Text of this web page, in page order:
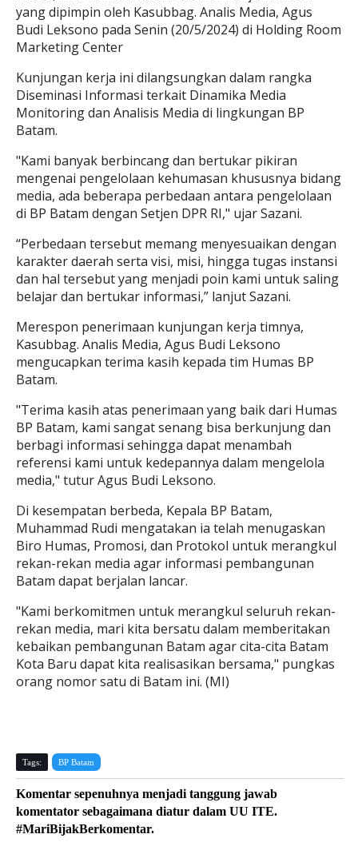
yang dipimpin oleh Kasubbag. Analis Media, Agus
Budi Leksono pada Senin (20/5/2024) di Holding Room
Marketing Center
Kunjungan kerja ini dilangsungkan dalam rangka
Diseminasi Informasi terkait Dinamika Media
Monitoring dan Analisis Media di lingkungan BP
Batam.
"Kami banyak berbincang dan bertukar pikiran
mengenai pengelolaan kehumasan khususnya bidang
media, ada beberapa perbedaan antara pengelolaan
di BP Batam dengan Setjen DPR RI," ujar Sazani.
“Perbedaan tersebut memang menyesuaikan dengan
karakter daerah serta visi, misi, hingga tugas instansi
dan hal tersebut yang menjadi poin kami untuk saling
belajar dan bertukar informasi,” lanjut Sazani.
Merespon penerimaan kunjungan kerja timnya,
Kasubbag. Analis Media, Agus Budi Leksono
mengucapkan terima kasih kepada tim Humas BP
Batam.
"Terima kasih atas penerimaan yang baik dari Humas
BP Batam, kami sangat senang bisa berkunjung dan
berbagi informasi sehingga dapat menambah
referensi kami untuk kedepannya dalam mengelola
media," tutur Agus Budi Leksono.
Di kesempatan berbeda, Kepala BP Batam,
Muhammad Rudi mengatakan ia telah menugaskan
Biro Humas, Promosi, dan Protokol untuk merangkul
rekan-rekan media agar informasi pembangunan
Batam dapat berjalan lancar.
"Kami berkomitmen untuk merangkul seluruh rekan-
rekan media, mari kita bersatu dalam memberitakan
kebaikan pembangunan Batam agar cita-cita Batam
Kota Baru dapat kita realisasikan bersama," pungkas
orang nomor satu di Batam ini. (MI)
Tags: BP Batam
Komentar sepenuhnya menjadi tanggung jawab
komentator sebagaimana diatur dalam UU ITE.
#MariBijakBerkomentar.